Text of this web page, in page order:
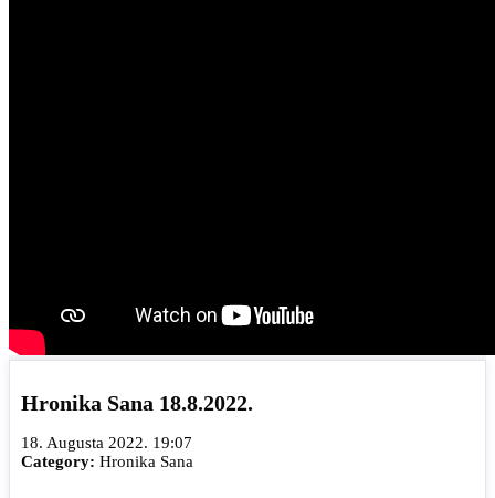
Hronika Sana 18.8.2022.
18. Augusta 2022. 19:07
Category: Hronika Sana